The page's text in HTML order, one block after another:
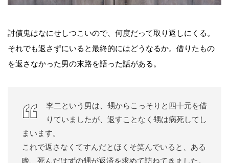
討債鬼はなにせしつこいので、何度だって取り返しにくる。
それでも返さずにいると最終的にはどうなるか。借りたもの
を返さなかった男の末路を語った話がある。
李二という男は、甥からこっそりと四十元を借
りていましたが、返すことなく甥は病死してし
まいます。
これで返さなくてすんだとほくそ笑んでいると、ある
晩、死んだはずの甥が返済を求めて訪ねてきました。